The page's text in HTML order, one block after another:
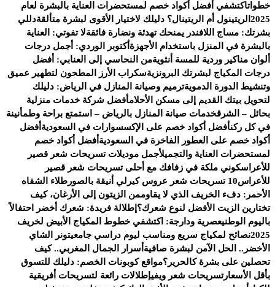
خطواتاكتشفي أفضل أكواد خصم لمستحضرات العناية بالبشرة لعام
2025 الريتينول أم الريتينال؟ دليلك لاختيار الأقوى لبشرة متألقةدللي
بشرتك: مساج اللافندر يمنحك تهدئة ونضارة فائقةلا تفوتي: العناية
بالبشرة في المنزل باستخدام الأجهزة أكتوبر الوردي: أجمل درجات
ألوان مناكير وردية للمسة أنثويةمن النحاسي إلى العنابي: أفضل
درجات المكياج لبشرتك البرونزيةسكراب الأرز المطحون لتطهير عميق
وتنشيط الدورة الدمويةترميم وصيانة المنازل في الرياض: دليلك
لتحويل بيتك القديم إلى مسكن الأحلامأفضل شركة خدمات منزلية
بحائل – الشرقخدمات صيانة المنازل بالرياض – استمتع براحة وطمأنينة
في كل ركنأفضل أكواد خصم على الإكسسوارات في السعودية أفضل
أكواد خصم على العطور الفاخرة في السعودية أفضل أكواد خصم
لمستحضرات العناية والتجميلأجمل موديلات تسريحات شعر قصير
للأعراسكوني ملكة في زفافك مع أحلى تسريحات شعر قصير
للأعراس10 تسريحات شعر عروس كيرلي أنيقة بالصور
طلاء الشفاه
الأحمر: دفء الخريف الذي لا يقاوممن الزيتون إلى الأرغان، كيف
تختارين الزيت الأفضل لنوع شعرك؟ إطلالة فريدة: شعرك أخضر احتفالاً
باليوم الوطنيعصرية ودارجة: اكتشفي خطوط المكياج الأبيض لخريف
2025نصائح لمكياج سريع ومناسب ليوم دراسي جامعيتونر الشاي
الأخضر.. الحل الآمن لبشرة صافية أسرار الجمال المغربي.. كيف
تحصلين على بشرة كالحرير؟مواقع كوبونات الخصم: دليلك للتسوق
بأقل الأسعارتسريحات شعر ويفيإطلالات رائعة لتسريحات أفريقية